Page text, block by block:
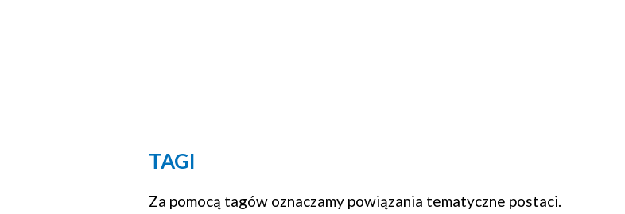
TAGI
Za pomocą tagów oznaczamy powiązania tematyczne postaci.